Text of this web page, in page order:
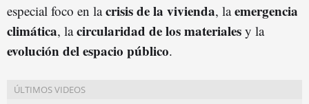
especial foco en lacrisis de la vivienda, laemergencia
climática, lacircularidad de los materiales y la
evolución del espacio público.